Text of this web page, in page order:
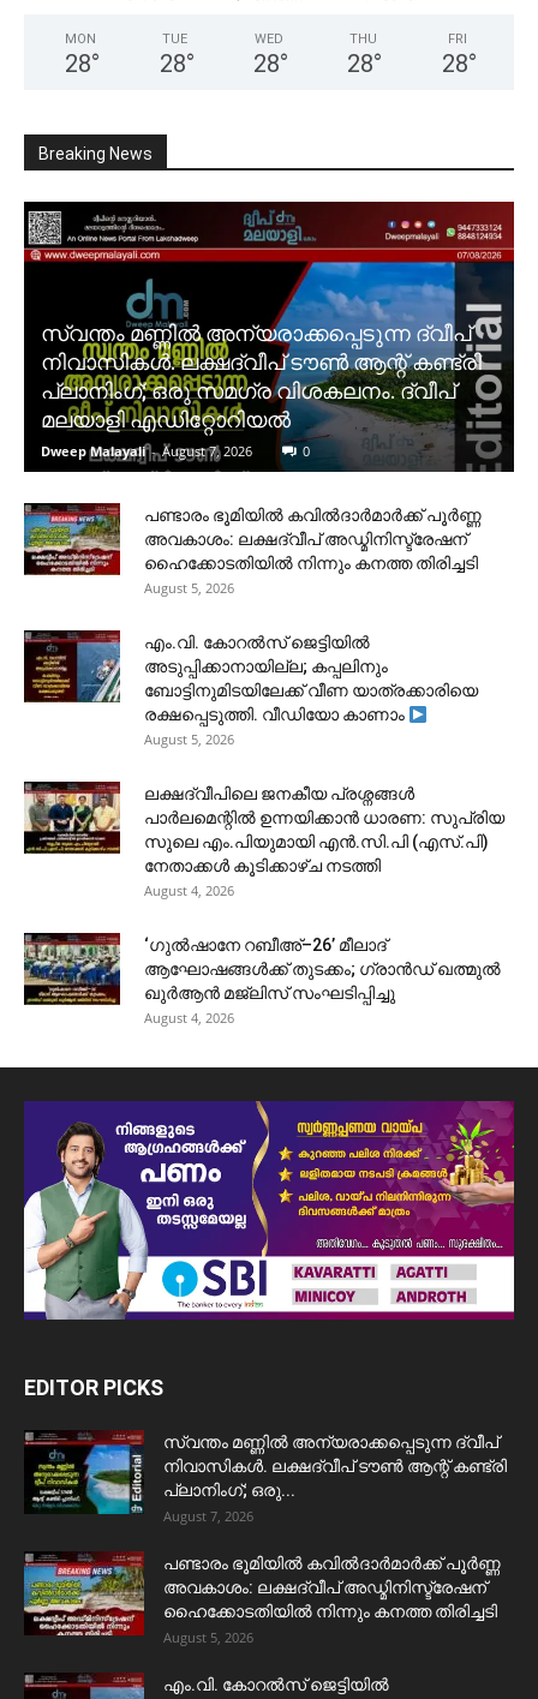
MON
28°
TUE
28°
WED
28°
THU
28°
FRI
28°
Breaking News
സ്വന്തം മണ്ണിൽ അന്യരാക്കപ്പെടുന്ന ദ്വീപ്
നിവാസികൾ. ലക്ഷദ്വീപ് ടൗൺ ആന്റ് കണ്ട്രി
പ്ലാനിംഗ്; ഒരു സമഗ്ര വിശകലനം. ദ്വീപ്
മലയാളി എഡിറ്റോറിയൽ
Dweep Malayali - August 7, 2026 0
പണ്ടാരം ഭൂമിയിൽ കവിൽദാർമാർക്ക് പൂർണ്ണ
അവകാശം: ലക്ഷദ്വീപ് അഡ്മിനിസ്ട്രേഷന്
ഹൈക്കോടതിയിൽ നിന്നും കനത്ത തിരിച്ചടി
August 5, 2026
​എം.വി. കോറൽസ് ജെട്ടിയിൽ
അടുപ്പിക്കാനായില്ല; കപ്പലിനും
ബോട്ടിനുമിടയിലേക്ക് വീണ യാത്രക്കാരിയെ
രക്ഷപ്പെടുത്തി. വീഡിയോ കാണാം
August 5, 2026
ലക്ഷദ്വീപിലെ ജനകീയ പ്രശ്നങ്ങൾ
പാർലമെന്റിൽ ഉന്നയിക്കാൻ ധാരണ: സുപ്രിയ
സുലെ എം.പിയുമായി എൻ.സി.പി (എസ്.പി)
നേതാക്കൾ കൂടിക്കാഴ്ച നടത്തി
August 4, 2026
‘ഗുൽഷാനേ റബീഅ്–26’ മീലാദ്
ആഘോഷങ്ങൾക്ക് തുടക്കം; ഗ്രാൻഡ് ഖത്മുൽ
ഖുർആൻ മജ്‌ലിസ് സംഘടിപ്പിച്ചു
August 4, 2026
EDITOR PICKS
സ്വന്തം മണ്ണിൽ അന്യരാക്കപ്പെടുന്ന ദ്വീപ്
നിവാസികൾ. ലക്ഷദ്വീപ് ടൗൺ ആന്റ് കണ്ട്രി
പ്ലാനിംഗ്; ഒരു...
August 7, 2026
പണ്ടാരം ഭൂമിയിൽ കവിൽദാർമാർക്ക് പൂർണ്ണ
അവകാശം: ലക്ഷദ്വീപ് അഡ്മിനിസ്ട്രേഷന്
ഹൈക്കോടതിയിൽ നിന്നും കനത്ത തിരിച്ചടി
August 5, 2026
​എം.വി. കോറൽസ് ജെട്ടിയിൽ